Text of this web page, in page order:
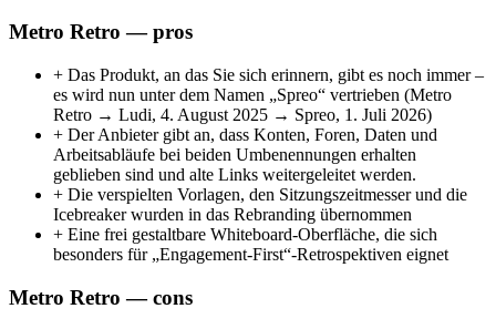
Metro Retro — pros
+ Das Produkt, an das Sie sich erinnern, gibt es noch immer –
es wird nun unter dem Namen „Spreo“ vertrieben (Metro
Retro → Ludi, 4. August 2025 → Spreo, 1. Juli 2026)
+ Der Anbieter gibt an, dass Konten, Foren, Daten und
Arbeitsabläufe bei beiden Umbenennungen erhalten
geblieben sind und alte Links weitergeleitet werden.
+ Die verspielten Vorlagen, den Sitzungszeitmesser und die
Icebreaker wurden in das Rebranding übernommen
+ Eine frei gestaltbare Whiteboard-Oberfläche, die sich
besonders für „Engagement-First“-Retrospektiven eignet
Metro Retro — cons